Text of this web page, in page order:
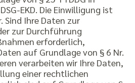
EKD. Die Einwilligung ist
Sind Ihre Daten zur
zur Durchführung
erforderlich,
auf Grundlage von § 6 Nr.
verarbeiten wir Ihre Daten,
einer rechtlichen